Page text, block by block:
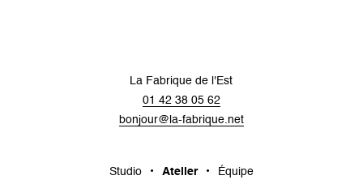
La Fabrique de l'Est
01 42 38 05 62
bonjour@la-fabrique.net
Studio Atelier Équipe